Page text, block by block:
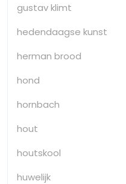
gustav klimt
hedendaagse kunst
herman brood
hond
hornbach
hout
houtskool
huwelijk